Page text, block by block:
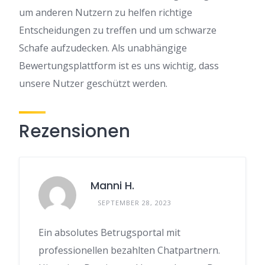
um anderen Nutzern zu helfen richtige
Entscheidungen zu treffen und um schwarze
Schafe aufzudecken. Als unabhängige
Bewertungsplattform ist es uns wichtig, dass
unsere Nutzer geschützt werden.
Rezensionen
Manni H.
SEPTEMBER 28, 2023
Ein absolutes Betrugsportal mit
professionellen bezahlten Chatpartnern.